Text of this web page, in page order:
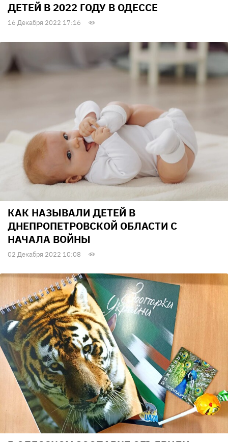
ДЕТЕЙ В 2022 ГОДУ В ОДЕССЕ
16 Декабря 2022 17:16
КАК НАЗЫВАЛИ ДЕТЕЙ В
ДНЕПРОПЕТРОВСКОЙ ОБЛАСТИ С
НАЧАЛА ВОЙНЫ
02 Декабря 2022 10:08